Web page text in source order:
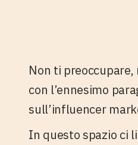
Non ti
con l’ennesimo
sull’influencer
In questo spazio ci